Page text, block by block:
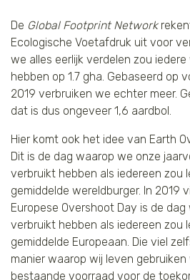
De Global Footprint Network
Ecologische Voetafdruk uit voor
we alles eerlijk verdelen zou
hebben op 1.7 gha. Gebaseerd op
2019 verbruiken we echter meer.
dat is dus ongeveer 1,6 aardbol.
Hier komt ook het idee van Earth
Dit is de dag waarop we onze
verbruikt hebben als iedereen zou
gemiddelde wereldburger. In 2019
Europese Overshoot Day is de
verbruikt hebben als iedereen zou
gemiddelde Europeaan. Die viel
manier waarop wij leven
bestaande voorraad voor de
Zeeschildpad